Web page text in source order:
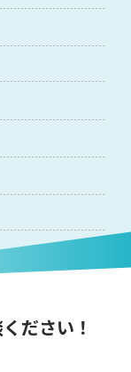
ださい！